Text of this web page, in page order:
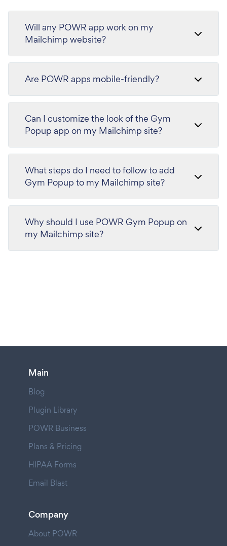
Will any POWR app work on my
Mailchimp website?
Are POWR apps mobile-friendly?
Can I customize the look of the Gym
Popup app on my Mailchimp site?
What steps do I need to follow to add
Gym Popup to my Mailchimp site?
Why should I use POWR Gym Popup on
my Mailchimp site?
Main
Blog
Plugin Library
POWR Business
Plans & Pricing
HIPAA Forms
Email Blast
Company
About POWR